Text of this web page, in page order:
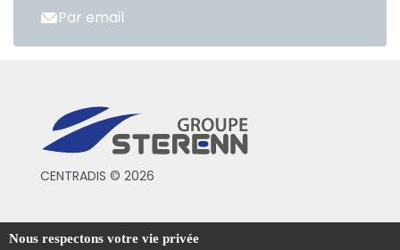
Par email
CENTRADIS © 2026
Conditions générales de vente
Nous respectons votre vie privée